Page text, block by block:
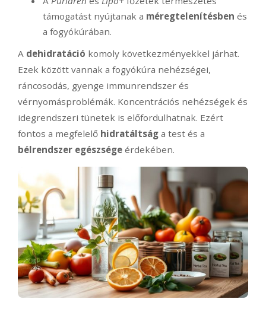
támogatást nyújtanak a méregtelenítésben és
a fogyókúrában.
A dehidratáció komoly következményekkel járhat.
Ezek között vannak a fogyókúra nehézségei,
ráncosodás, gyenge immunrendszer és
vérnyomásproblémák. Koncentrációs nehézségek és
idegrendszeri tünetek is előfordulhatnak. Ezért
fontos a megfelelő hidratáltság a test és a
bélrendszer egészsége érdekében.